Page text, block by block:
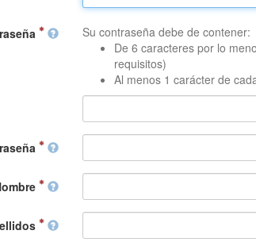
Su contraseña debe de contener:
De 6 caracteres por lo
requisitos)
Al menos 1 carácter de